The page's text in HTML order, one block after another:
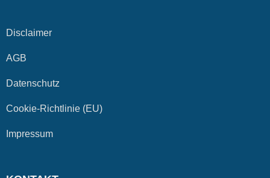
Disclaimer
AGB
Datenschutz
Cookie-Richtlinie (EU)
Impressum